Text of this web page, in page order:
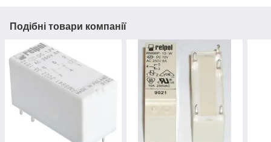
Подібні товари компанії